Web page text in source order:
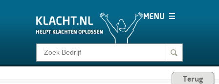
Klacht melden
Terug